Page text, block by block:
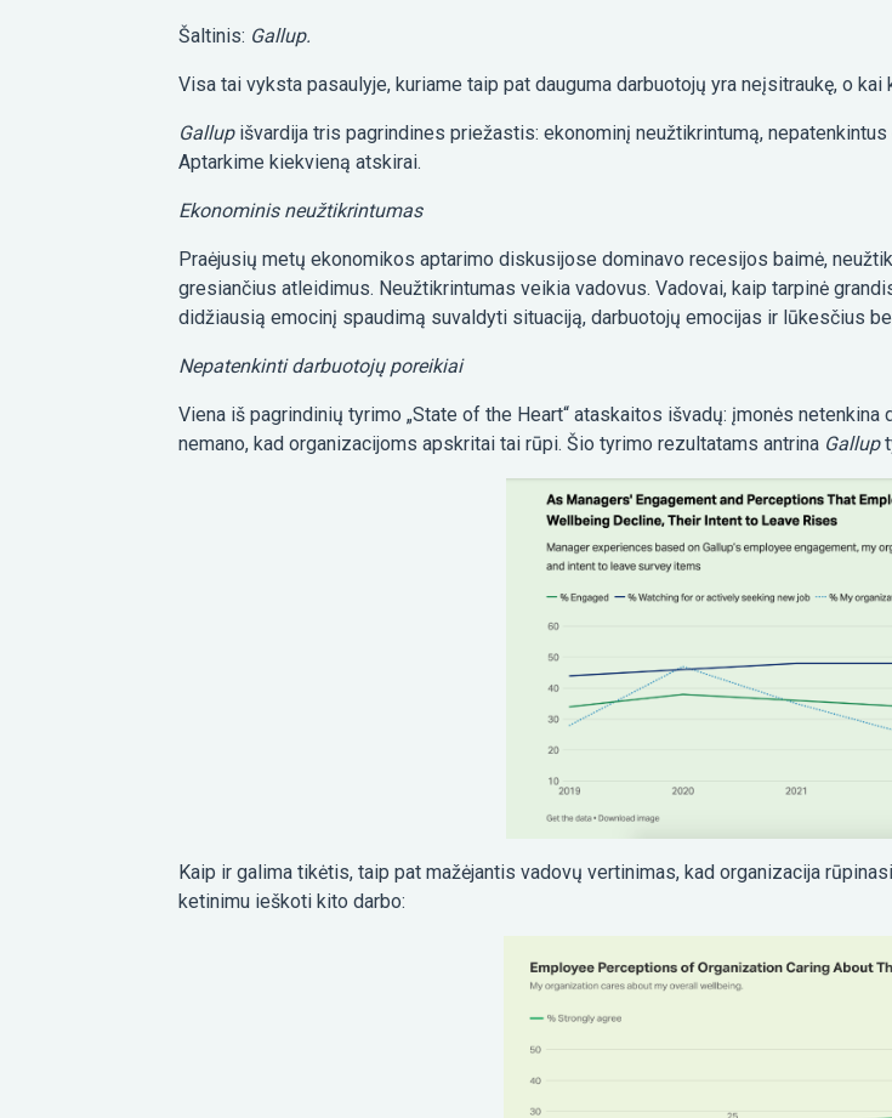
Šaltinis: Gallup.
Visa tai vyksta pasaulyje, kuriame taip pat dauguma darbuotojų yra neįsitraukę, o
Gallupišvardija tris pagrindines priežastis: ekonominį neužtikrintumą,
Aptarkime kiekvieną atskirai.
Ekonominis neužtikrintumas
Praėjusių metų ekonomikos aptarimo diskusijose dominavo recesijos baimė,
gresiančius atleidimus. Neužtikrintumas veikia vadovus. Vadovai, kaip tarpinė
didžiausią emocinį spaudimą suvaldyti situaciją, darbuotojų emocijas ir lūkesčius
Nepatenkinti darbuotojų poreikiai
Viena iš pagrindinių tyrimo „State of the Heart“ ataskaitos išvadų: įmonės
nemano, kad organizacijoms apskritai tai rūpi. Šio tyrimo rezultatams antrina Gallup
Kaip ir galima tikėtis, taip pat mažėjantis vadovų vertinimas, kad organizacija
ketinimu ieškoti kito darbo: